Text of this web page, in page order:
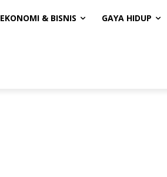
EKONOMI & BISNIS GAYA HIDUP